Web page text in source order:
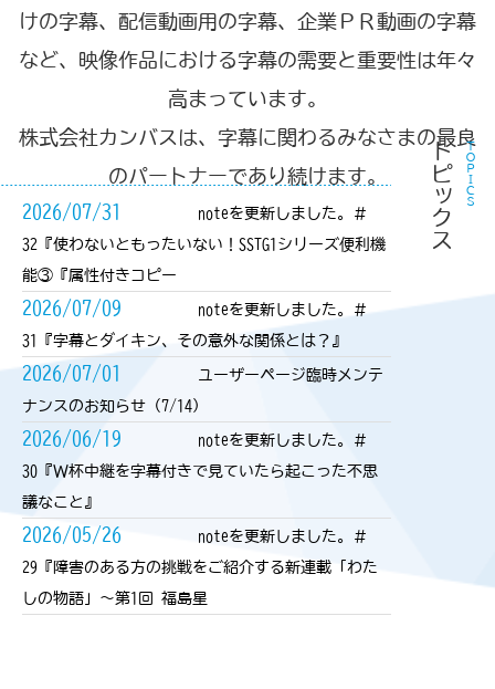
けの字幕、配信動画用の字幕、企業ＰＲ動画の字幕
など、映像作品における字幕の需要と重要性は年々
高まっています。
株式会社カンバスは、字幕に関わるみなさまの最良
のパートナーであり続けます。
ＴＯＰＩＣＳ
トピックス
2026/07/31
noteを更新しました。＃
32『使わないともったいない！SSTG1シリーズ便利機
能③『属性付きコピー
2026/07/09
noteを更新しました。＃
31『字幕とダイキン、その意外な関係とは？』
2026/07/01
ユーザーページ臨時メンテ
ナンスのお知らせ（7/14）
2026/06/19
noteを更新しました。＃
30『Ｗ杯中継を字幕付きで見ていたら起こった不思
議なこと』
2026/05/26
noteを更新しました。＃
29『障害のある方の挑戦をご紹介する新連載「わた
しの物語」〜第1回 福島星